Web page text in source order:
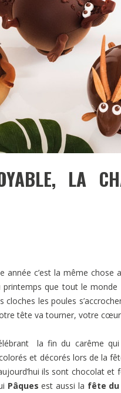
LA
année c’est la même
que tout le monde
les poules
tête va tourner, votre
la fin du carême
et décorés lors de la
ils sont chocolat
Pâques est aussi la fête